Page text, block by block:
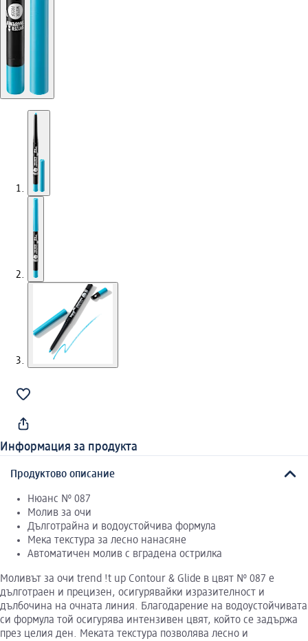
Информация за продукта
Продуктово описание
Нюанс № 087
Молив за очи
Дълготрайна и водоустойчива формула
Мека текстура за лесно нанасяне
Автоматичен молив с вградена острилка
Моливът за очи trend !t up Contour & Glide в цвят № 087 е
дълготраен и прецизен, осигурявайки изразителност и
дълбочина на очната линия. Благодарение на водоустойчивата
си формула той осигурява интензивен цвят, който се задържа
през целия ден. Меката текстура позволява лесно и